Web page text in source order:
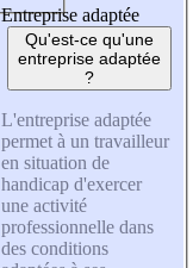
Entreprise adaptée
Qu'est-ce qu'une
entreprise adaptée
?
L'entreprise adaptée
permet à un travailleur
en situation de
handicap d'exercer
une activité
professionnelle dans
des conditions